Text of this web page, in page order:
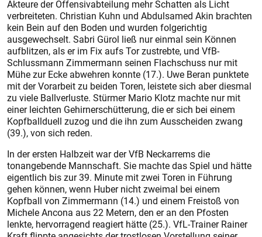
Akteure der Offensivabteilung mehr Schatten als Licht
verbreiteten. Chris­tian Kuhn und Abdulsamed Akin brachten
kein Bein auf den Boden und wurden folgerichtig
ausgewechselt. Sabri Gürol ließ nur einmal sein Können
aufblitzen, als er im Fix aufs Tor zustrebte, und VfB-
Schlussmann Zimmermann seinen Flachschuss nur mit
Mühe zur Ecke abwehren konnte (17.). Uwe Beran punktete
mit der Vorarbeit zu beiden Toren, leistete sich aber diesmal
zu viele Ballverluste. Stürmer Mario Klotz machte nur mit
einer leichten Gehirnerschütterung, die er sich bei einem
Kopfballduell zuzog und die ihn zum Ausscheiden zwang
(39.), von sich reden.
In der ersten Halbzeit war der VfB Neckarrems die
tonangebende Mannschaft. Sie machte das Spiel und hätte
eigentlich bis zur 39. Minute mit zwei Toren in Führung
gehen können, wenn Huber nicht zweimal bei einem
Kopfball von Zimmermann (14.) und einem Freistoß von
Michele Ancona aus 22 Metern, den er an den Pfosten
lenkte, hervorragend reagiert hätte (25.). VfL-Trainer Rainer